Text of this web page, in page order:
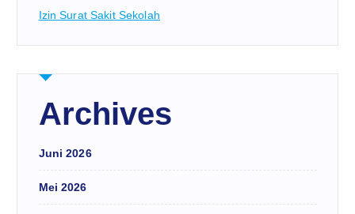
Izin Surat Sakit Sekolah
Archives
Juni 2026
Mei 2026